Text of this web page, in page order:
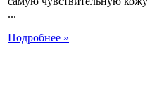
...
Подробнее »